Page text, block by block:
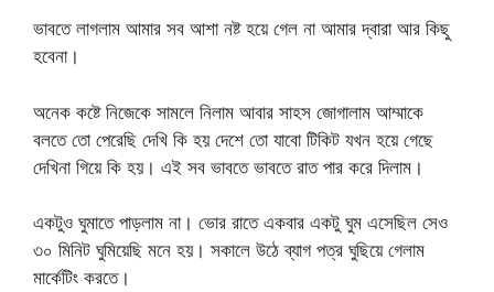
ভাবতে লাগলাম আমার সব আশা নষ্ট হয়ে গেল না আমার দ্বারা আর কিছু
হবেনা।
অনেক কষ্টে নিজেকে সামলে নিলাম আবার সাহস জোগালাম আম্মাকে
বলতে তো পেরেছি দেখি কি হয় দেশে তো যাবো টিকিট যখন হয়ে গেছে
দেখিনা গিয়ে কি হয়। এই সব ভাবতে ভাবতে রাত পার করে দিলাম।
একটুও ঘুমাতে পাড়লাম না। ভোর রাতে একবার একটু ঘুম এসেছিল সেও
৩০ মিনিট ঘুমিয়েছি মনে হয়। সকালে উঠে ব্যাগ পত্র ঘুছিয়ে গেলাম
মার্কেটিং করতে।